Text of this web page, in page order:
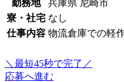
勤務地
兵庫県 尼崎市
寮・社宅 なし
仕事内容 物流倉庫での軽
＼最短45秒で完了／
応募へ進む